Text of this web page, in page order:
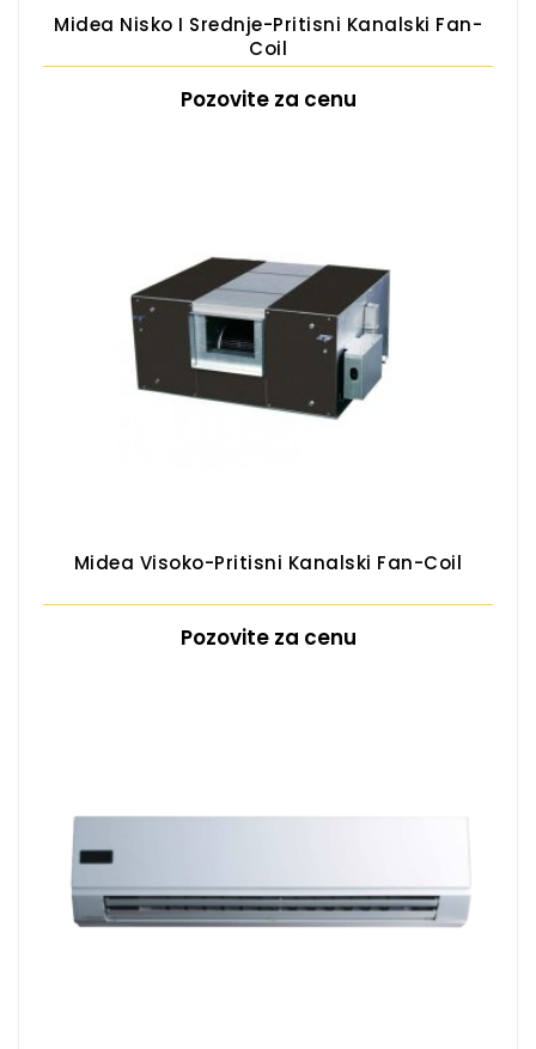
Midea Nisko I Srednje-Pritisni Kanalski Fan-
Coil
Pozovite za cenu
Midea Visoko-Pritisni Kanalski Fan-Coil
Pozovite za cenu